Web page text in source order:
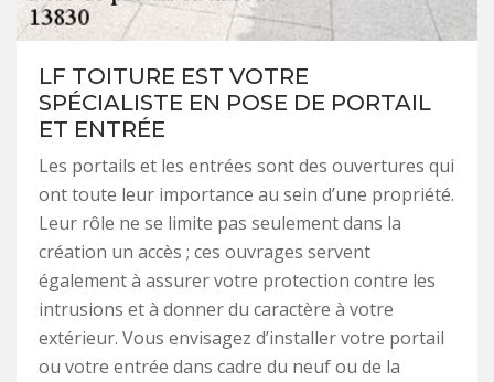
LF TOITURE EST VOTRE
SPÉCIALISTE EN POSE DE PORTAIL
ET ENTRÉE
Les portails et les entrées sont des ouvertures qui
ont toute leur importance au sein d’une propriété.
Leur rôle ne se limite pas seulement dans la
création un accès ; ces ouvrages servent
également à assurer votre protection contre les
intrusions et à donner du caractère à votre
extérieur. Vous envisagez d’installer votre portail
ou votre entrée dans cadre du neuf ou de la